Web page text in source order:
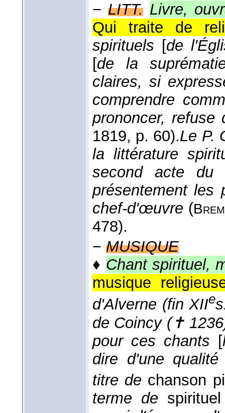
− LITT. Livre,
Qui traite de
spirituels [de
[de la
claires, si
comprendre
prononcer, refuse
1819, p. 60).Le P.
la littérature
second acte du
présentement les
chef-d'œuvre (
478).
− MUSIQUE
♦ Chant spirituel,
musique
d'Alverne (fin XIIe
de Coincy (✝
pour ces chants [
dire d'une qualité
titre de chanson
terme de